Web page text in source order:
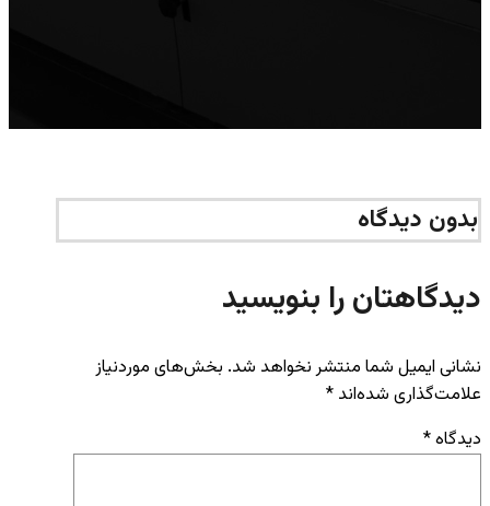
بدون دیدگاه
دیدگاهتان را بنویسید
نشانی ایمیل شما منتشر نخواهد شد. بخش‌های موردنیاز
علامت‌گذاری شده‌اند *
دیدگاه*